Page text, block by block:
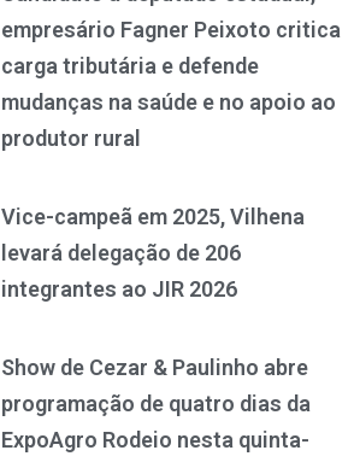
empresário Fagner Peixoto critica
carga tributária e defende
mudanças na saúde e no apoio ao
produtor rural
Vice-campeã em 2025, Vilhena
levará delegação de 206
integrantes ao JIR 2026
Show de Cezar & Paulinho abre
programação de quatro dias da
ExpoAgro Rodeio nesta quinta-